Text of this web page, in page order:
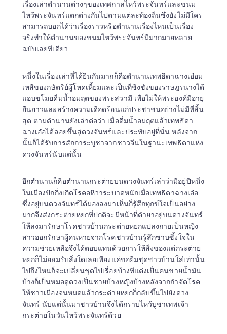
เรื่องเล่าตำนานต่างๆของเทศกาลไหว้พระจันทร์และขนม
ไหว้พระจันทร์แตกต่างกันไปตามแต่ละท้องถิ่นซึ่งยังไม่มีใคร
สามารถบอกได้ว่าเรื่องราวหรือตำนานเรื่องไหนเป็นเรื่อง
จริงทำให้ตำนานของขนมไหว้พระจันทร์มีมากมายหลาย
ฉบับเลยทีเดียว
หนึ่งในเรื่องเล่าที่ได้ยินกันมากก็คือตำนานเทพธิดาฉางเอ๋อม
เหสีของกษัตริย์ผู้โหดเหี้ยมและเป็นที่ชิงชังของราษฎรนางได้
แอบขโมยดื่มน้ำอมฤตของพระสวามี เพื่อไม่ให้พระองค์มีอายุ
ยืนยาวและสร้างความเดือดร้อนแก่ประชาชนอย่างไม่มีที่สิ้น
สุด ตามตำนานยังเล่าต่อว่า เมื่อดื่มน้ำอมฤตแล้วเทพธิดา
ฉางเอ๋อได้ลอยขึ้นสู่ดวงจันทร์และประทับอยู่ที่นั่น หลังจาก
นั้นก็ได้รับการสักการะบูชาจากชาวจีนในฐานะเทพธิดาแห่ง
ดวงจันทร์นับแต่นั้น
อีกตำนานก็คือตำนานกระต่ายบนดวงจันทร์เล่าว่ามีอยู่ปีหนึ่ง
ในเมืองปักกิ่งเกิดโรคอหิวาระบาดหนักเมื่อเทพธิดาฉางเอ๋อ
ซึ่งอยู่บนดวงจันทร์ได้มองลงมาเห็นก็รู้สึกทุกข์ใจเป็นอย่าง
มากจึงส่งกระต่ายหยกที่ปกติจะมีหน้าที่ตำยาอยู่บนดวงจันทร์
ให้ลงมารักษาโรคชาวบ้านกระต่ายหยกแปลงกายเป็นหญิง
สาวออกรักษาผู้คนหายจากโรคชาวบ้านรู้สึกซาบซึ้งใจใน
ความช่วยเหลือจึงได้ตอบแทนด้วยการให้สิ่งของแต่กระต่าย
หยกก็ไม่ยอมรับสิ่งใดเลยเพียงแค่ขอยืมชุดชาวบ้านใส่เท่านั้น
ไปถึงไหนก็จะเปลี่ยนชุดไปเรื่อยบ้างทีแต่งเป็นคนขายน้ำมัน
บ้างก็เป็นหมอดูดวงเป็นชายบ้างหญิงบ้างหลังจากกำจัดโรค
ให้ชาวเมืองจนหมดแล้วกระต่ายหยกก็กลับขึ้นไปยังดวง
จันทร์ นับแต่นั้นมาชาวบ้านจึงได้กราบไหว้บูชาเทพเจ้า
กระต่ายในวันไหว้พระจันทร์ด้วย